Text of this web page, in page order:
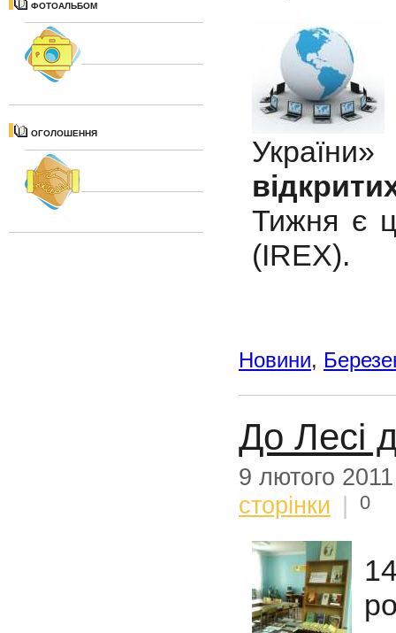
ФОТОАЛЬБОМ
ОГОЛОШЕННЯ
Тижня є
(IREX).
Новини,
До Лесі
9 лютого 2011
сторінки
0